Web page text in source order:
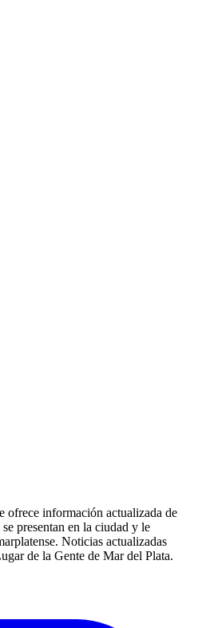
ofrece información actualizada de
presentan en la ciudad y le
Noticias actualizadas
de la Gente de Mar del Plata.